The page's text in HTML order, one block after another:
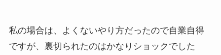
私の場合は、よくないやり方だったので自業自得
ですが、裏切られたのはかなりショックでした